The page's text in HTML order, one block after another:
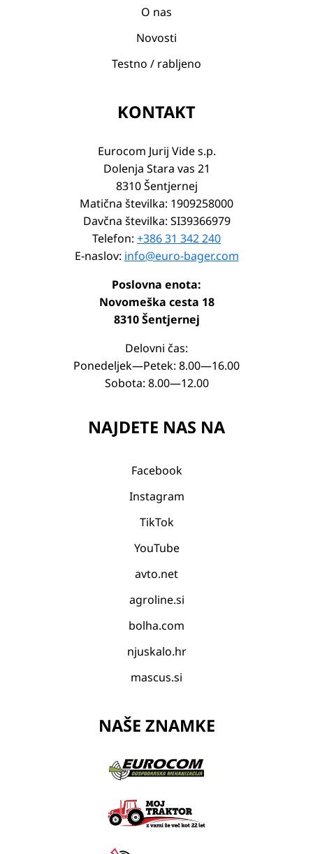
O nas
Novosti
Testno / rabljeno
KONTAKT
Eurocom Jurij Vide s.p.
Dolenja Stara vas 21
8310 Šentjernej
Matična številka: 1909258000
Davčna številka: SI39366979
Telefon: +386 31 342 240
E-naslov: info@euro-bager.com
Poslovna enota:
Novomeška cesta 18
8310 Šentjernej
Delovni čas:
Ponedeljek—Petek: 8.00—16.00
Sobota: 8.00—12.00
NAJDETE NAS NA
Facebook
Instagram
TikTok
YouTube
avto.net
agroline.si
bolha.com
njuskalo.hr
mascus.si
NAŠE ZNAMKE